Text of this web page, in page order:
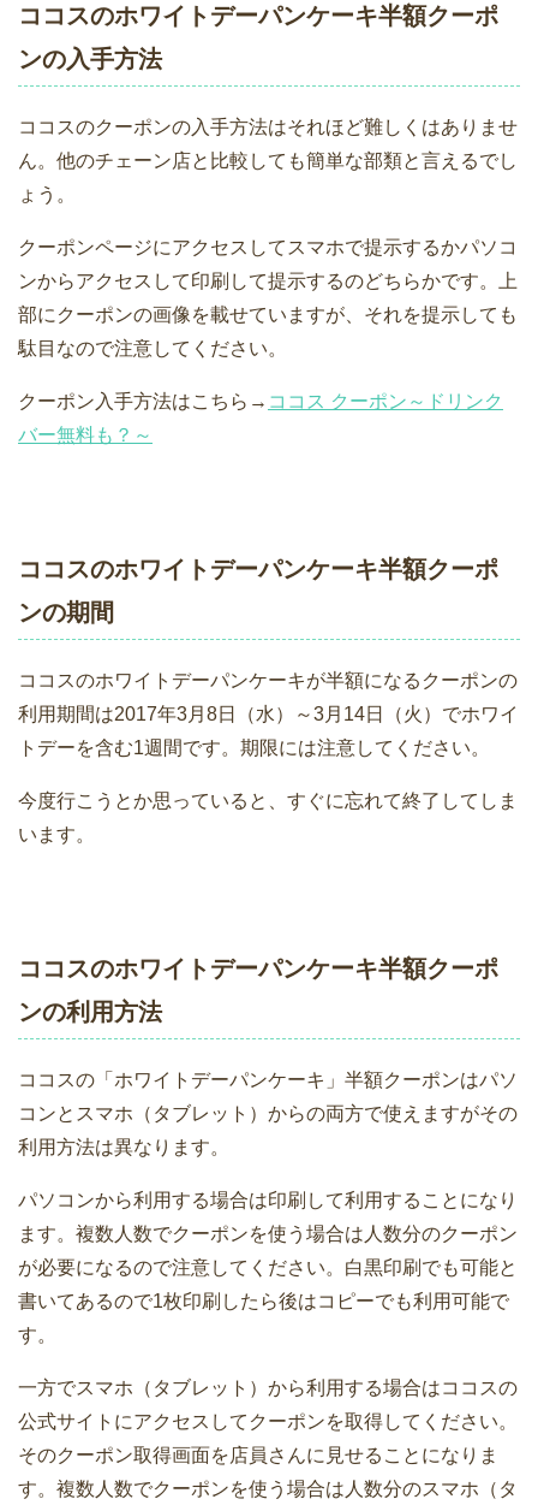
ココスのホワイトデーパンケーキ半額クーポ
ンの入手方法
ココスのクーポンの入手方法はそれほど難しくはありませ
ん。他のチェーン店と比較しても簡単な部類と言えるでし
ょう。
クーポンページにアクセスしてスマホで提示するかパソコ
ンからアクセスして印刷して提示するのどちらかです。上
部にクーポンの画像を載せていますが、それを提示しても
駄目なので注意してください。
クーポン入手方法はこちら→ ココス クーポン～ドリンク
バー無料も？～
ココスのホワイトデーパンケーキ半額クーポ
ンの期間
ココスのホワイトデーパンケーキが半額になるクーポンの
利用期間は2017年3月8日（水）～3月14日（火）でホワイ
トデーを含む1週間です。期限には注意してください。
今度行こうとか思っていると、すぐに忘れて終了してしま
います。
ココスのホワイトデーパンケーキ半額クーポ
ンの利用方法
ココスの「ホワイトデーパンケーキ」半額クーポンはパソ
コンとスマホ（タブレット）からの両方で使えますがその
利用方法は異なります。
パソコンから利用する場合は印刷して利用することになり
ます。複数人数でクーポンを使う場合は人数分のクーポン
が必要になるので注意してください。白黒印刷でも可能と
書いてあるので1枚印刷したら後はコピーでも利用可能で
す。
一方でスマホ（タブレット）から利用する場合はココスの
公式サイトにアクセスしてクーポンを取得してください。
そのクーポン取得画面を店員さんに見せることになりま
す。複数人数でクーポンを使う場合は人数分のスマホ（タ